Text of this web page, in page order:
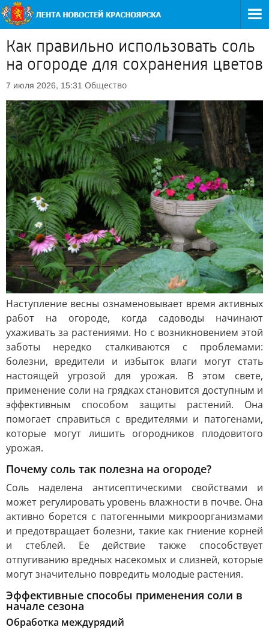
Как правильно использовать соль
на огороде для сохранения цветов
7 июля 2026, 15:31 Общество
Наступление весны ознаменовывает время активных
работ на огороде, когда садоводы начинают
ухаживать за растениями. Но с возникновением этой
заботы нередко сталкиваются с проблемами:
болезни, вредители и избыток влаги могут стать
настоящей угрозой для урожая. В этом свете,
применение соли на грядках становится доступным и
эффективным способом защиты растений. Она
помогает справиться с вредителями и патогенами,
которые могут лишить огородников плодовитого
урожая.
Почему соль так полезна на огороде?
Соль наделена антисептическими свойствами и
может регулировать уровень влажности в почве. Она
активно борется с патогенными микроорганизмами
и предотвращает болезни, такие как гниение корней
и стеблей. Ее действие также способствует
отпугиванию вредных насекомых и слизней, которые
могут значительно повредить молодые растения.
Эффективные способы применения соли в
начале сезона
Обработка междурядий